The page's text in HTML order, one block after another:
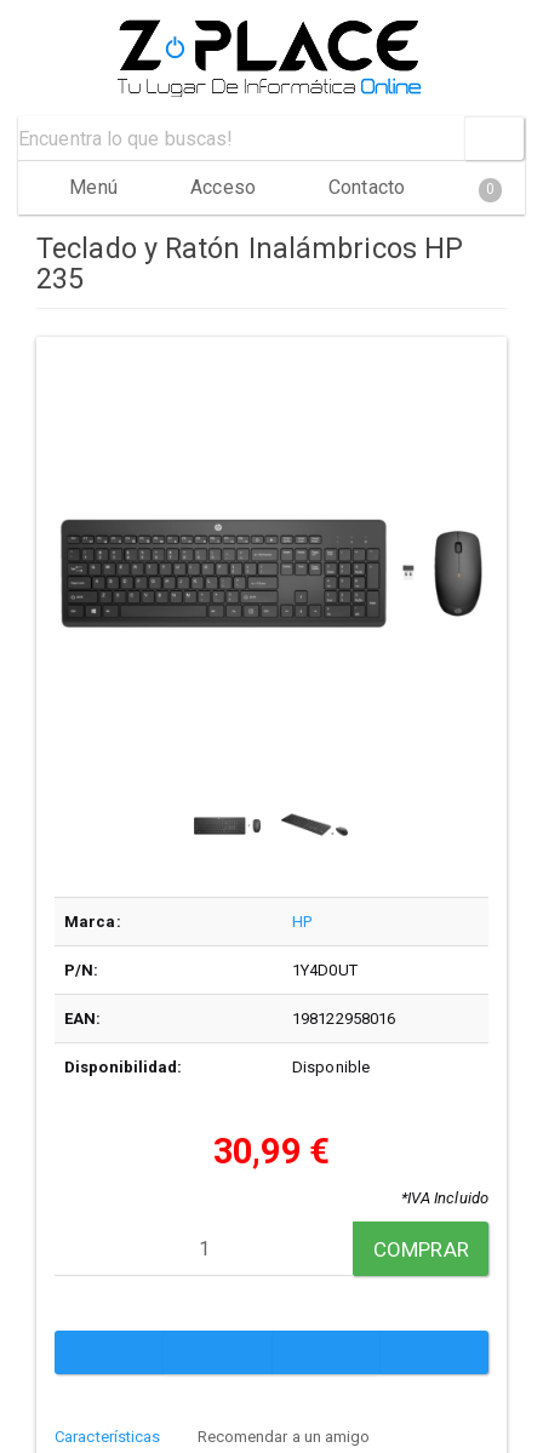
Menú Acceso Contacto 0
Teclado y Ratón Inalámbricos HP
235
Marca: HP
P/N: 1Y4D0UT
EAN: 198122958016
Disponibilidad: Disponible
30,99 €
*IVA Incluido
COMPRAR
Características Recomendar a un amigo